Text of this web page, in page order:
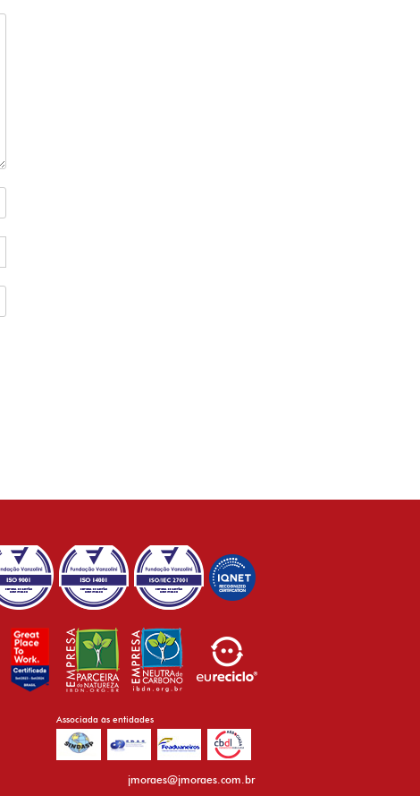
Associada às entidades
jmoraes@jmoraes.com.br